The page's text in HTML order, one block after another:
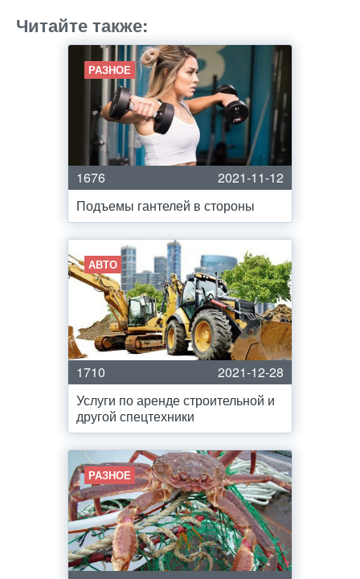
Читайте также:
РАЗНОЕ
1676
2021-11-12
Подъемы гантелей в стороны
АВТО
1710
2021-12-28
Услуги по аренде строительной и
другой спецтехники
РАЗНОЕ